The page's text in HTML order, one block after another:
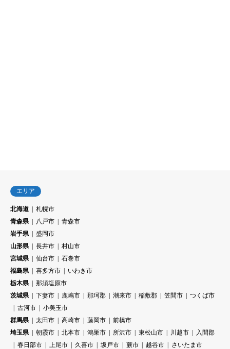
エリア
北海道
札幌市
青森県
八戸市
青森市
岩手県
盛岡市
山形県
長井市
村山市
宮城県
仙台市
石巻市
福島県
喜多方市
いわき市
栃木県
那須塩原市
茨城県
下妻市 鹿嶋市 那珂郡 潮来市 稲敷郡 笠間市
つくば市
古河市
小美玉市
群馬県
太田市 高崎市 藤岡市
前橋市
埼玉県
朝霞市 北本市 鴻巣市 所沢市 東松山市 川越市
入間郡
春日部市
上尾市 久喜市 坂戸市 蕨市 越谷市
さいたま市